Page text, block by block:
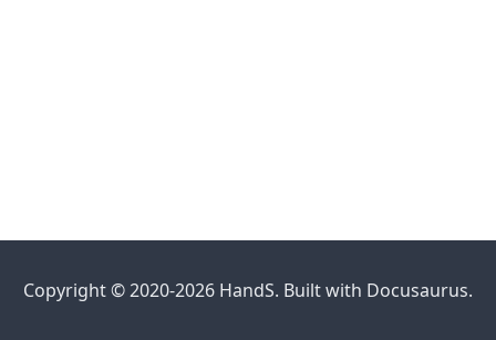
Copyright © 2020-2026 HandS. Built with Docusaurus.